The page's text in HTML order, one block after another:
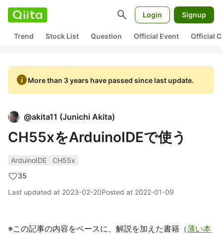
search Login Signup
Trend Stock List Question Official Event Official
infoMore than 3 years have passed since last update.
@akita11 (Junichi Akita)
CH55xをArduinoIDEで使う
ArduinoIDE
CH55x
35
Last updated at 2023-02-20Posted at 2022-01-09
※この記事の内容をベースに、解説を加えた書籍（薄い本